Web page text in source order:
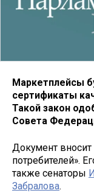
Маркетплейсы
сертификаты
Такой закон
Совета
Документ вносит
потребителей».
также сенаторы
Забралова.